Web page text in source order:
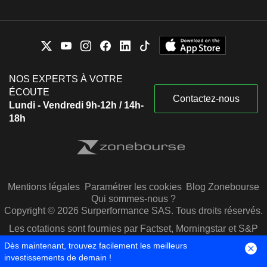
NOS EXPERTS À VOTRE
ÉCOUTE
Lundi - Vendredi 9h-12h / 14h-
18h
Contactez-nous
Mentions légales Paramétrer les cookies Blog Zonebourse
Qui sommes-nous ?
Copyright © 2026 Surperformance SAS. Tous droits réservés.
Les cotations sont fournies par Factset, Morningstar et S&P
Capital IQ
Dès maintenant, trouvez facilement les meilleurs
investissements de demain !